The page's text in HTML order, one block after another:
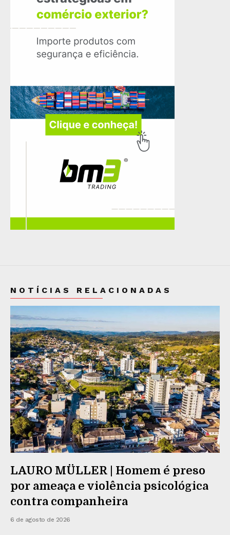
NOTÍCIAS RELACIONADAS
LAURO MÜLLER | Homem é preso
por ameaça e violência psicológica
contra companheira
6 de agosto de 2026